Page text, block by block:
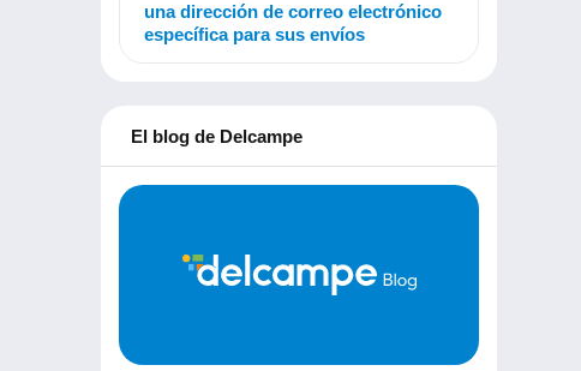
una dirección de correo electrónico
específica para sus envíos
El blog de Delcampe